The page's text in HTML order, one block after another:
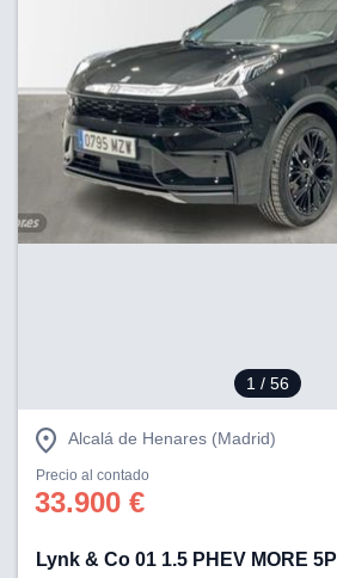
1 / 56
Alcalá de Henares (Madrid)
Precio al contado
33.900 €
Lynk & Co 01 1.5 PHEV MORE 5P